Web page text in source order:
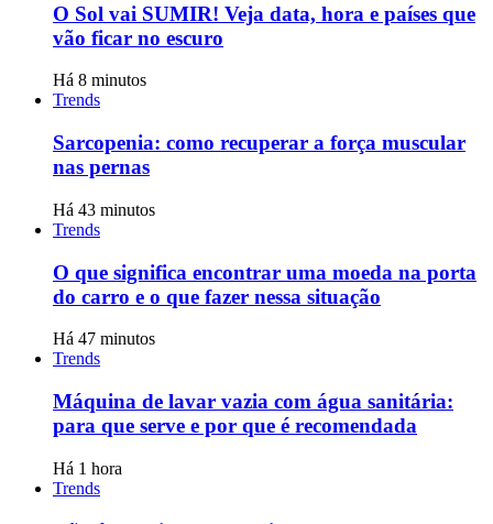
O Sol vai SUMIR! Veja data, hora e países que
vão ficar no escuro
Há 8 minutos
Trends
Sarcopenia: como recuperar a força muscular
nas pernas
Há 43 minutos
Trends
O que significa encontrar uma moeda na porta
do carro e o que fazer nessa situação
Há 47 minutos
Trends
Máquina de lavar vazia com água sanitária:
para que serve e por que é recomendada
Há 1 hora
Trends